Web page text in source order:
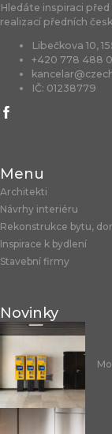
Hledáte inspiraci
realizací předních
Libečkova 10,
+420 778 488
IČ: 01238779
Menu
Architekti
Návrhy interiéru
Rekonstrukce bytu,
Inspirace k bydlení
Stavební firmy
Novinky